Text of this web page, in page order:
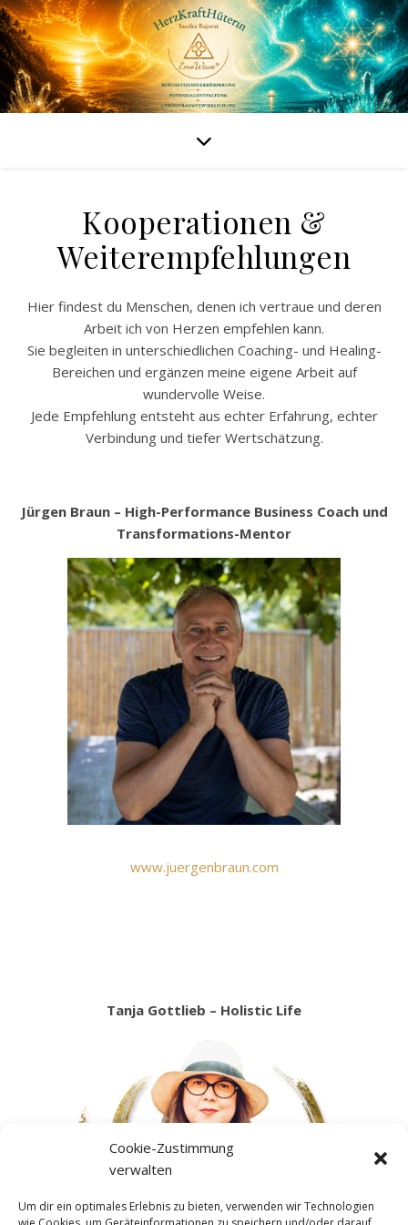
Cookie-Zustimmung
verwalten
Um dir ein optimales Erlebnis zu bieten, verwenden wir Technologien
Kooperationen &
Weiterempfehlungen
Hier findest du Menschen, denen ich vertraue und deren
Arbeit ich von Herzen empfehlen kann.
Sie begleiten in unterschiedlichen Coaching- und Healing-
Bereichen und ergänzen meine eigene Arbeit auf
wundervolle Weise.
Jede Empfehlung entsteht aus echter Erfahrung, echter
Verbindung und tiefer Wertschätzung.
Jürgen Braun – High-Performance Business Coach und
Transformations-Mentor
www.juergenbraun.com
Tanja Gottlieb – Holistic Life